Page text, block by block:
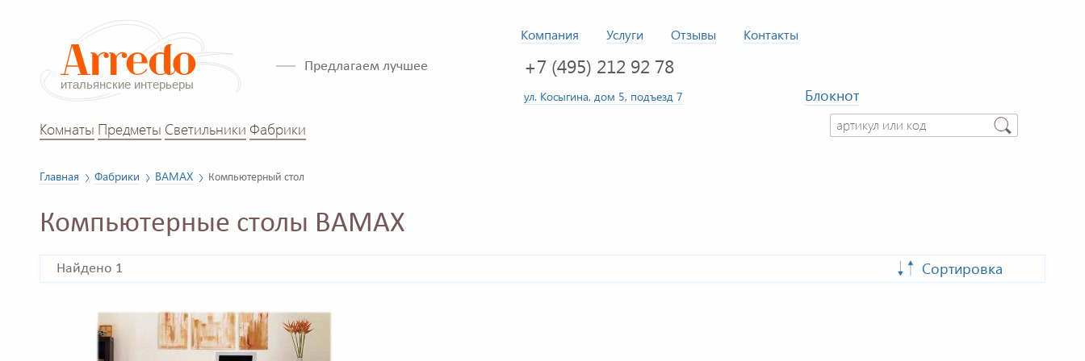
Компания Услуги Отзывы Контакты
Предлагаем лучшее +7 (495) 212 92 78
ул. Косыгина, дом 5, подъезд 7
Блокнот
Комнаты Предметы Светильники Фабрики
Главная Фабрики BAMAX Компьютерный стол
Компьютерные столы BAMAX
Найдено 1 Сортировка